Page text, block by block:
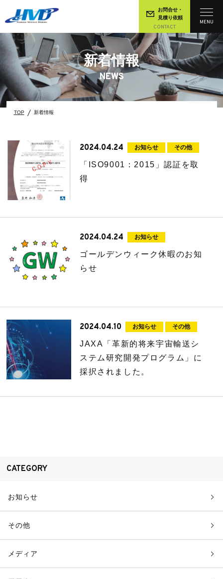
お問合せ・
見積り依頼
CONTACT
MENU
新着情報
NEWS
TOP 新着情報
2024.04.24 お知らせ その他
「ISO9001：2015」認証を取
得
2024.04.24 お知らせ
ゴールデンウィーク休暇のお知
らせ
2024.04.10 お知らせ その他
JAXA「革新的将来宇宙輸送シ
ステム研究開発プログラム」に
採択されました。
CATEGORY
お知らせ
その他
メディア